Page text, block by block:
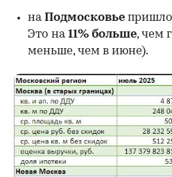
наПодмосковье
Это на11% больше, чем
меньше, чем в июне).